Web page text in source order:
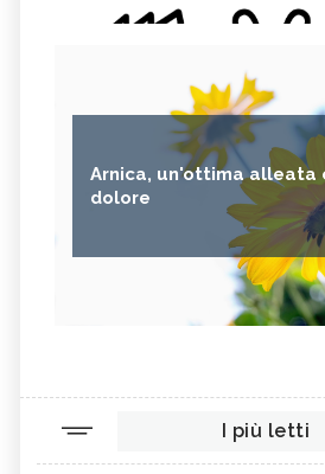
Arnica, un'ottima alleata
dolore
I più letti